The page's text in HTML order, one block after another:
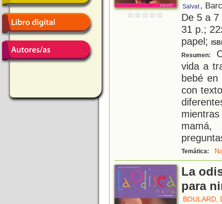
Salvat ,
De 5 a
31 p.;
papel;
Resumen:
vida a
bebé en
con
Temática:
La
para
BOULARD,